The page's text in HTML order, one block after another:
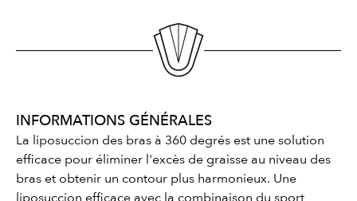
INFORMATIONS GÉNÉRALES
La liposuccion des bras à 360 degrés est une solution
efficace pour éliminer l'excès de graisse au niveau des
bras et obtenir un contour plus harmonieux. Une